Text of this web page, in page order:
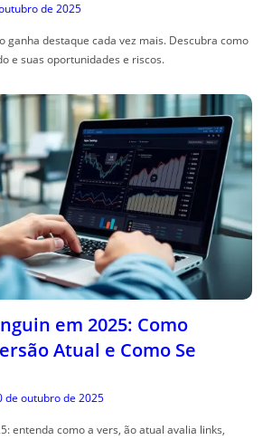
de 2025
ganha destaque cada vez mais. Descubra como
e suas oportunidades e riscos.
em 2025: Como
Atual e Como Se
de outubro de 2025
entenda como a vers, ão atual avalia links,